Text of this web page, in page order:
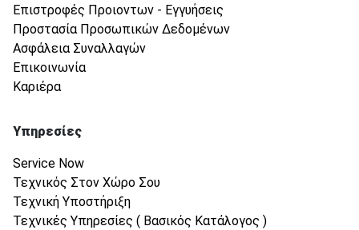
Επιστροφές Προιοντων - Εγγυήσεις
Προστασία Προσωπικών Δεδομένων
Ασφάλεια Συναλλαγών
Επικοινωνία
Καριέρα
Υπηρεσίες
Service Now
Τεχνικός Στον Χώρο Σου
Τεχνική Υποστήριξη
Τεχνικές Υπηρεσίες ( Βασικός Κατάλογος )